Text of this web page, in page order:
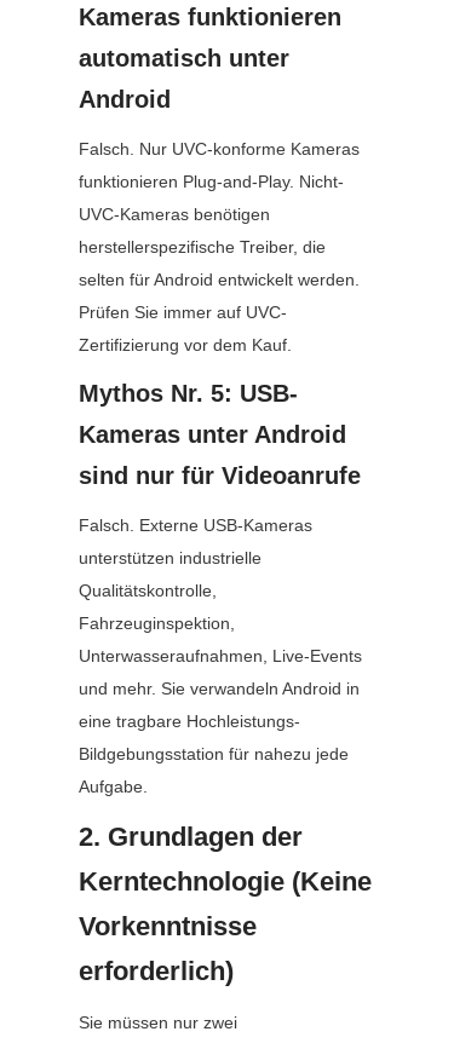
Kameras funktionieren
automatisch unter
Android
Falsch. Nur UVC-konforme Kameras
funktionieren Plug-and-Play. Nicht-
UVC-Kameras benötigen
herstellerspezifische Treiber, die
selten für Android entwickelt werden.
Prüfen Sie immer auf UVC-
Zertifizierung vor dem Kauf.
Mythos Nr. 5: USB-
Kameras unter Android
sind nur für Videoanrufe
Falsch. Externe USB-Kameras
unterstützen industrielle
Qualitätskontrolle,
Fahrzeuginspektion,
Unterwasseraufnahmen, Live-Events
und mehr. Sie verwandeln Android in
eine tragbare Hochleistungs-
Bildgebungsstation für nahezu jede
Aufgabe.
2. Grundlagen der
Kerntechnologie (Keine
Vorkenntnisse
erforderlich)
Sie müssen nur zwei